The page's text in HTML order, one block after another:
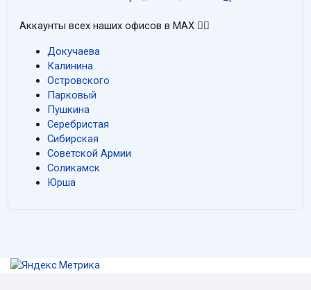
Аккаунты всех наших офисов в MAX 👇🏻
Докучаева
Калинина
Островского
Парковый
Пушкина
Серебристая
Сибирская
Советской Армии
Соликамск
Юрша